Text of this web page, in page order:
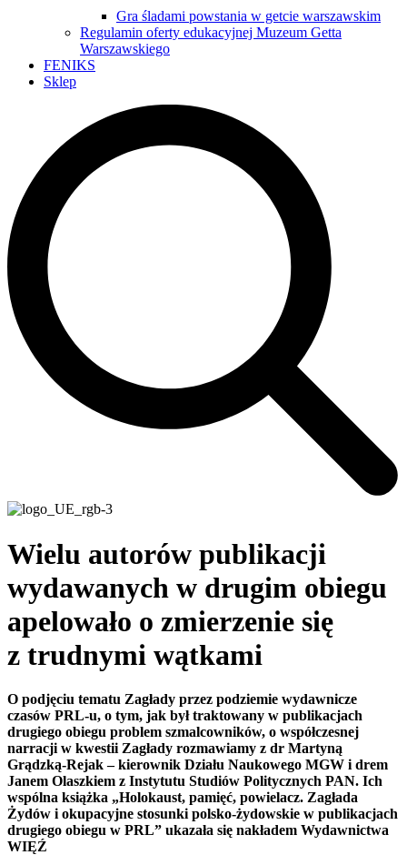
Gra śladami powstania w getcie warszawskim
Regulamin oferty edukacyjnej Muzeum Getta
Warszawskiego
FENIKS
Sklep
Wielu autorów publikacji
wydawanych w drugim obiegu
apelowało o zmierzenie się
z trudnymi wątkami
O podjęciu tematu Zagłady przez podziemie wydawnicze
czasów PRL-u, o tym, jak był traktowany w publikacjach
drugiego obiegu problem szmalcowników, o współczesnej
narracji w kwestii Zagłady rozmawiamy z dr Martyną
Grądzką-Rejak – kierownik Działu Naukowego MGW i drem
Janem Olaszkiem z Instytutu Studiów Politycznych PAN. Ich
wspólna książka „Holokaust, pamięć, powielacz. Zagłada
Żydów i okupacyjne stosunki polsko-żydowskie w publikacjach
drugiego obiegu w PRL” ukazała się nakładem Wydawnictwa
WIĘŹ